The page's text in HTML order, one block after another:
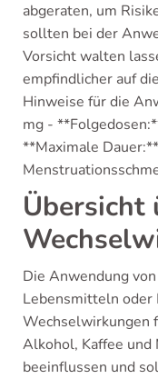
abgeraten, um
sollten bei der
Vorsicht walten
empfindlicher auf
Hinweise für die
mg -
**Maximale
Übersicht
Die Anwendung
Lebensmitteln oder
Wechselwirkungen
Alkohol, Kaffee
beeinflussen und